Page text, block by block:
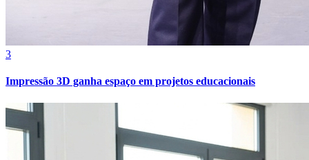
3
Impressão 3D ganha espaço em projetos educacionais